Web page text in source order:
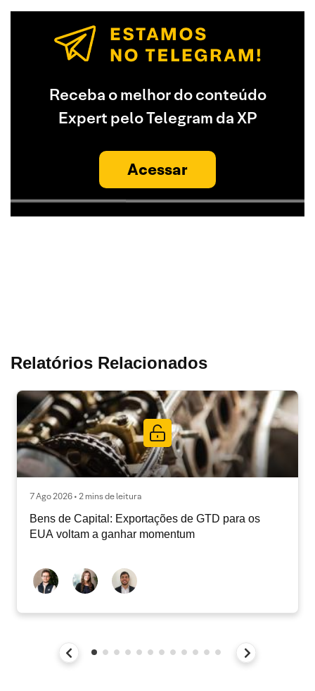
Receba o melhor do conteúdo
Expert pelo Telegram da XP
Acessar
Relatórios Relacionados
7 Ago 2026 • 2 mins de leitura
Bens de Capital: Exportações de GTD para os
EUA voltam a ganhar momentum